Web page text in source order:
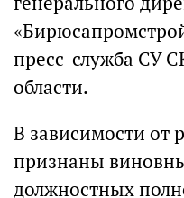
пресс-служба СУ
области.
В зависимости от
признаны
должностных